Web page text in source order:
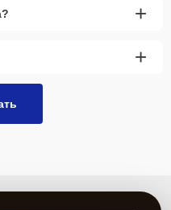
+
+